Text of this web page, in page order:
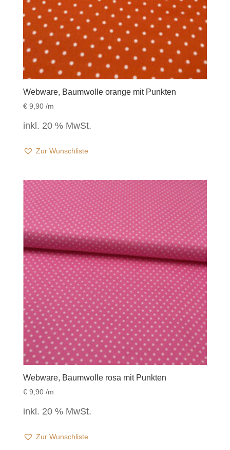
Webware, Baumwolle orange mit Punkten
€9,90/m
inkl. 20 % MwSt.
Zur Wunschliste
Webware, Baumwolle rosa mit Punkten
€9,90/m
inkl. 20 % MwSt.
Zur Wunschliste